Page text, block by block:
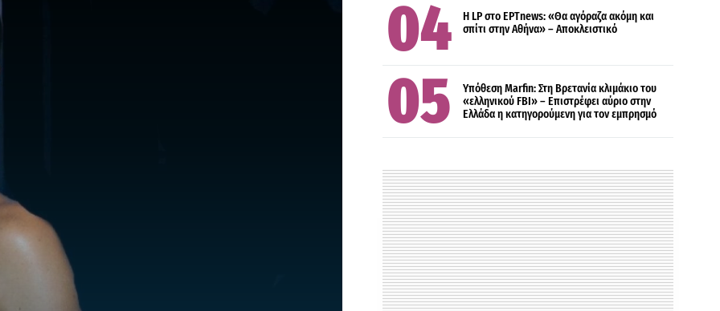
Η LP στο EΡΤnews: «Θα αγόραζα ακόμη και
σπίτι στην Αθήνα» – Αποκλειστικό
ΕΛΛΑΔΑ
Υπόθεση Marfin: Στη Βρετανία κλιμάκιο του
«ελληνικού FBI» – Επιστρέφει αύριο στην
Ελλάδα η κατηγορούμενη για τον εμπρησμό